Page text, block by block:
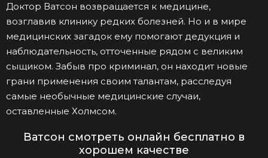
Доктор Ватсон возвращается к медицине,
возглавив клинику редких болезней. Но и в мире
медицинских загадок ему помогают дедукция и
наблюдательность, отточенные рядом с великим
сыщиком. Забыв про криминал, он находит новые
грани применения своим талантам, расследуя
самые необычные медицинские случаи,
оставленные Холмсом.
Ватсон смотреть онлайн бесплатно в
хорошем качестве